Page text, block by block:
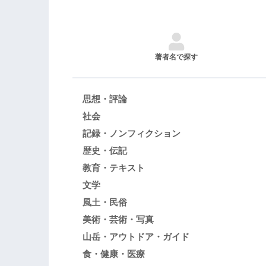
著者名で探す
思想・評論
社会
記録・ノンフィクション
歴史・伝記
教育・テキスト
文学
風土・民俗
美術・芸術・写真
山岳・アウトドア・ガイド
食・健康・医療